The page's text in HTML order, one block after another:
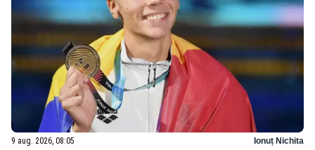
9 aug. 2026, 08:05 Ionuț Nichita